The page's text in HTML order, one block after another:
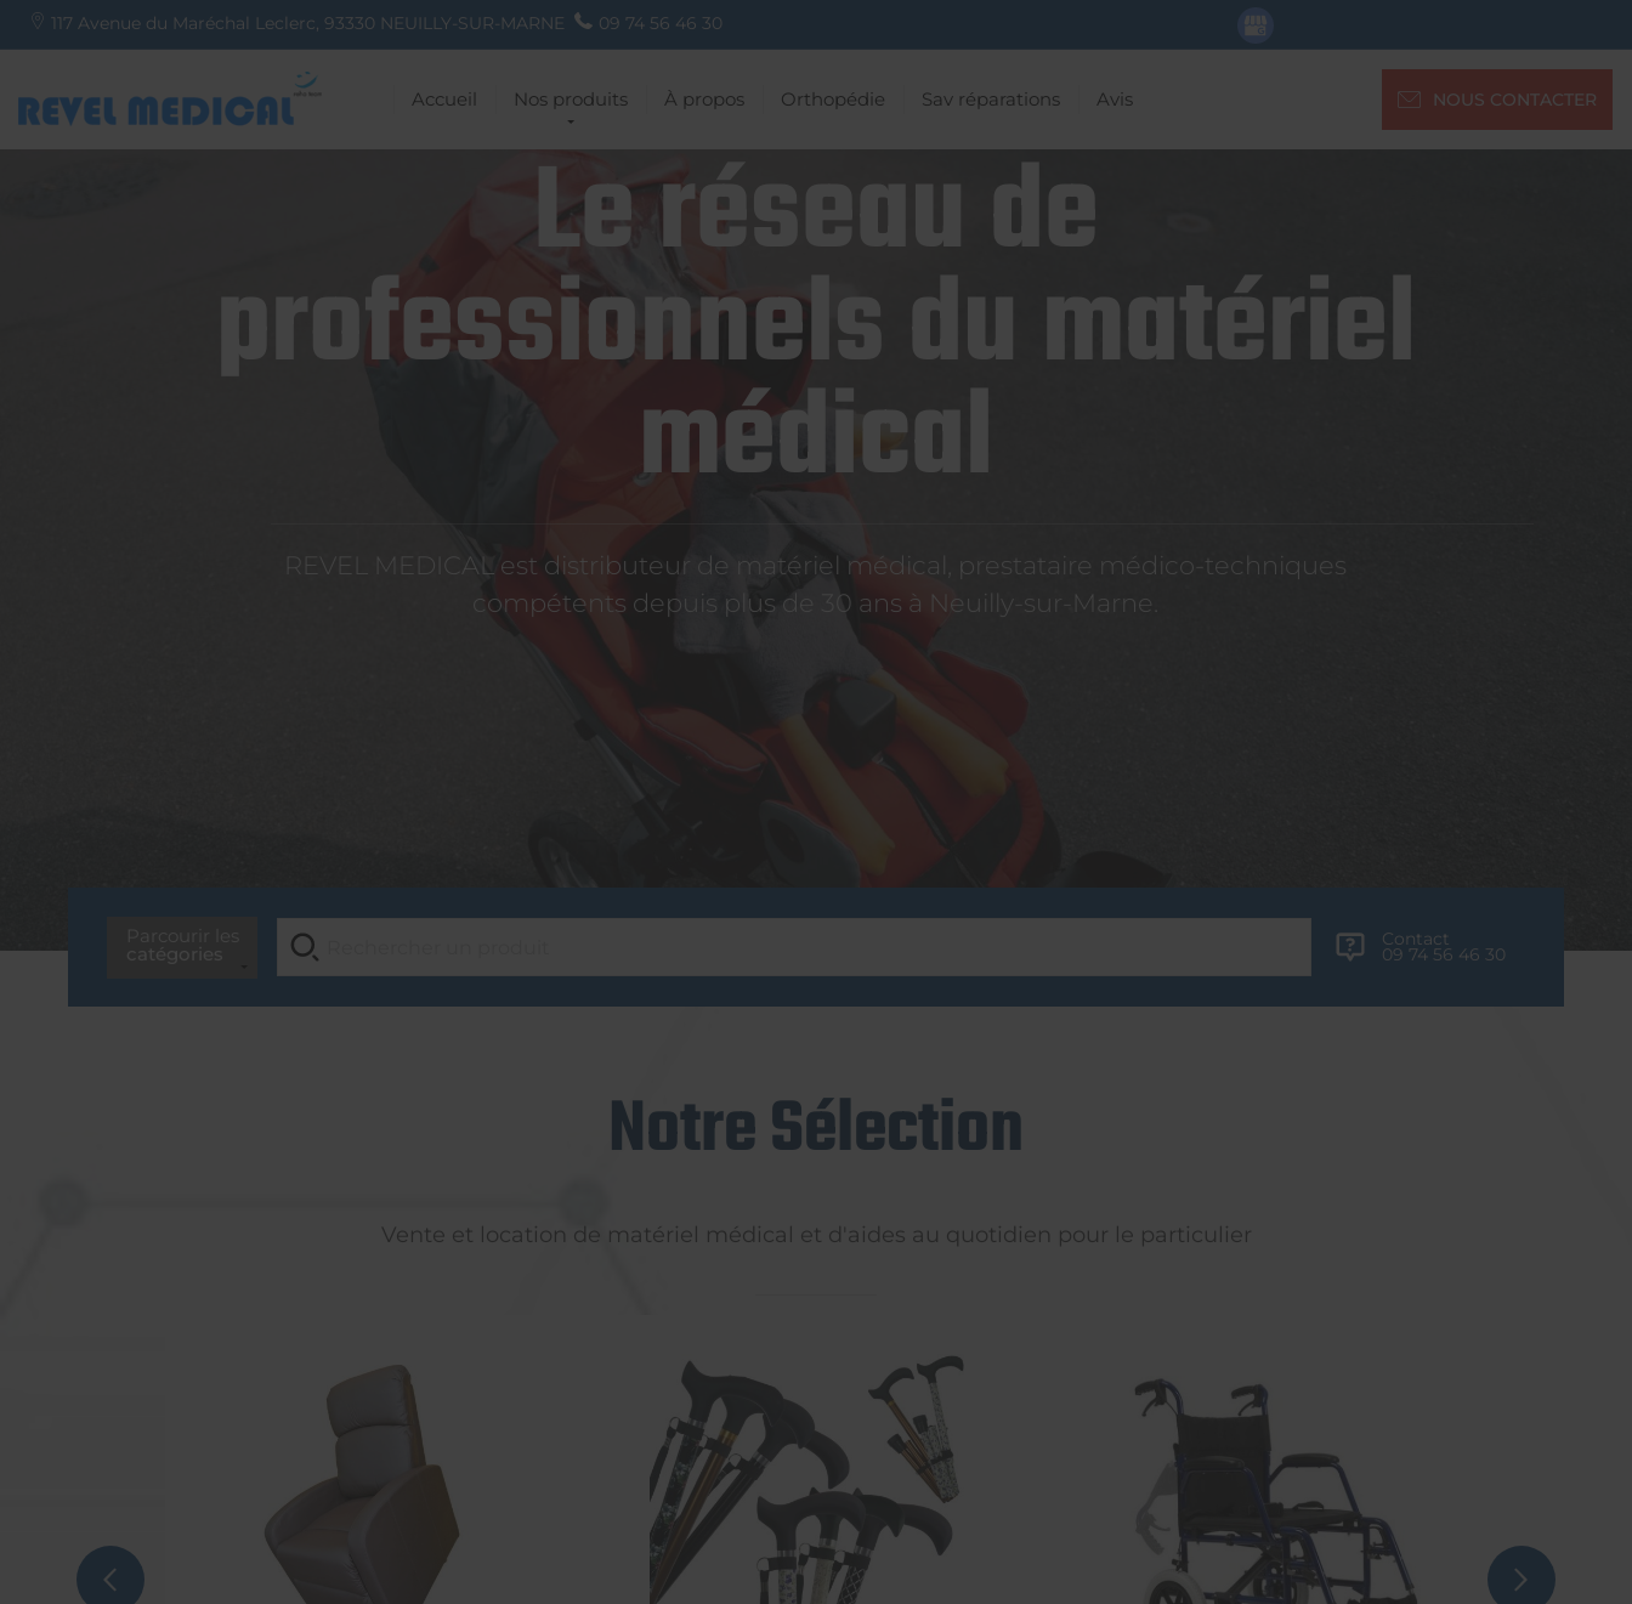
117 Avenue du Maréchal Leclerc, 93330 NEUILLY-SUR-MARNE 09 74 56 46 30
Accueil Nos produits À propos Orthopédie Sav réparations Avis NOUS CONTACTER
Le réseau de
professionnels du matériel
médical
REVEL MEDICAL est distributeur de matériel médical, prestataire médico-techniques
compétents depuis plus de 30 ans à Neuilly-sur-Marne.
Contact
09 74 56 46 30
Notre Sélection
Vente et location de matériel médical et d'aides au quotidien pour le particulier